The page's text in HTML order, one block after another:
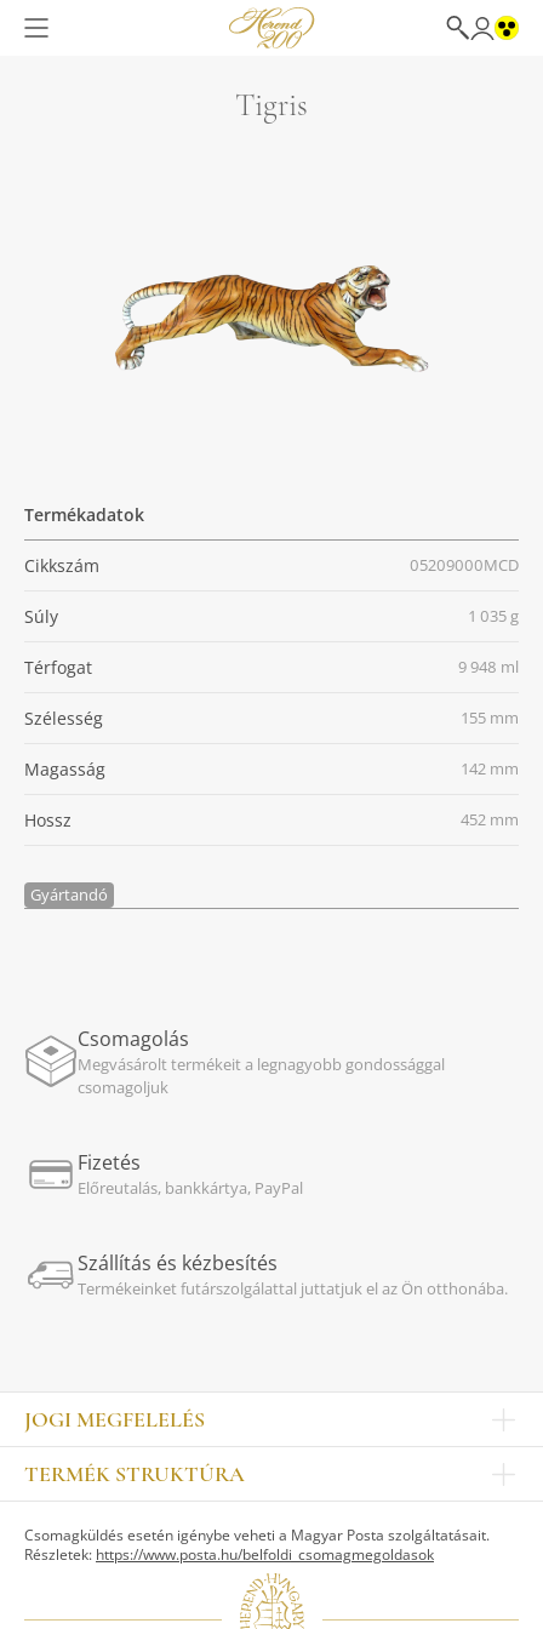
Tigris
Termékadatok
Cikkszám 05209000MCD
Súly 1 035 g
Térfogat 9 948 ml
Szélesség 155 mm
Magasság 142 mm
Hossz 452 mm
Gyártandó
Csomagolás
Megvásárolt termékeit a legnagyobb gondossággal
csomagoljuk
Fizetés
Előreutalás, bankkártya, PayPal
Szállítás és kézbesítés
Termékeinket futárszolgálattal juttatjuk el az Ön otthonába.
JOGI MEGFELELÉS
Impresszum
Kapcsolat
Jogi nyilatkozat
TERMÉK STRUKTÚRA
ASZTALKULTÚRA
Csomagküldés esetén igénybe veheti a Magyar Posta szolgáltatásait.
Részletek: https://www.posta.hu/belfoldi_csomagmegoldasok